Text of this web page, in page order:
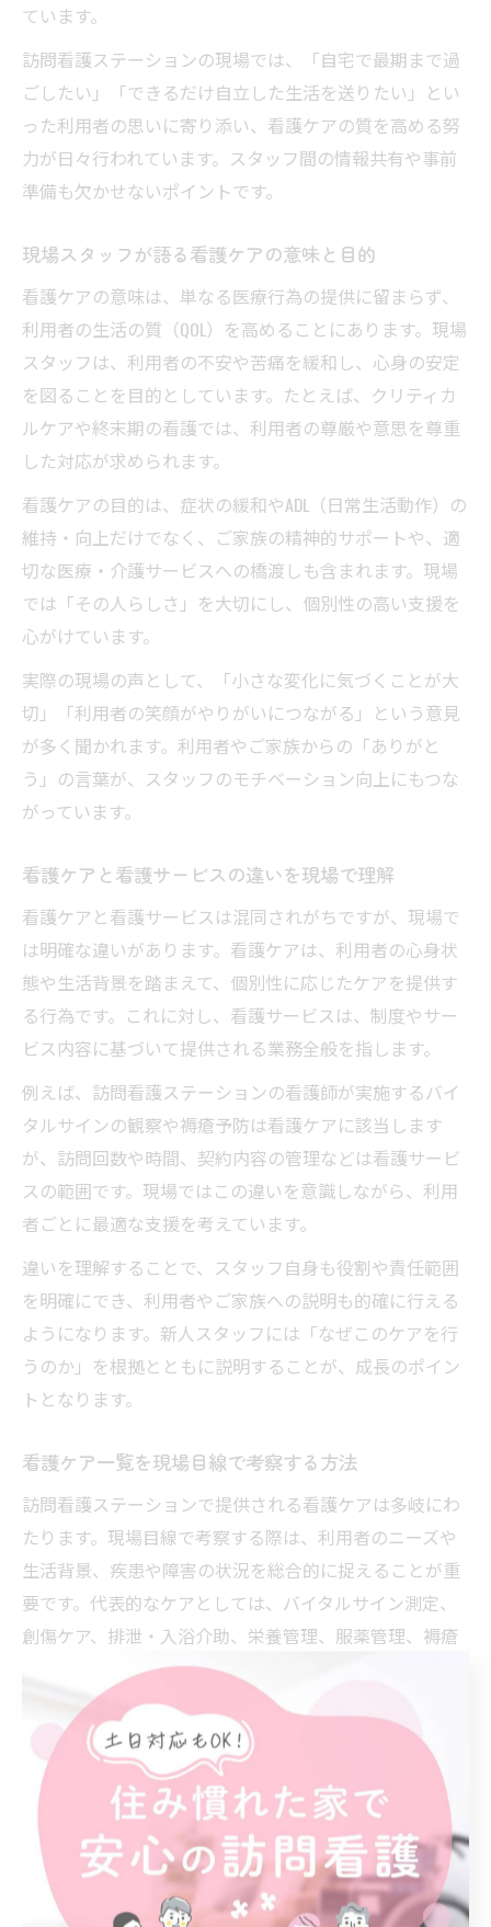
ています。
訪問看護ステーションの現場では、「自宅で最期まで過
ごしたい」「できるだけ自立した生活を送りたい」とい
った利用者の思いに寄り添い、看護ケアの質を高める努
力が日々行われています。スタッフ間の情報共有や事前
準備も欠かせないポイントです。
現場スタッフが語る看護ケアの意味と目的
看護ケアの意味は、単なる医療行為の提供に留まらず、
利用者の生活の質（QOL）を高めることにあります。現場
スタッフは、利用者の不安や苦痛を緩和し、心身の安定
を図ることを目的としています。たとえば、クリティカ
ルケアや終末期の看護では、利用者の尊厳や意思を尊重
した対応が求められます。
看護ケアの目的は、症状の緩和やADL（日常生活動作）の
維持・向上だけでなく、ご家族の精神的サポートや、適
切な医療・介護サービスへの橋渡しも含まれます。現場
では「その人らしさ」を大切にし、個別性の高い支援を
心がけています。
実際の現場の声として、「小さな変化に気づくことが大
切」「利用者の笑顔がやりがいにつながる」という意見
が多く聞かれます。利用者やご家族からの「ありがと
う」の言葉が、スタッフのモチベーション向上にもつな
がっています。
看護ケアと看護サービスの違いを現場で理解
看護ケアと看護サービスは混同されがちですが、現場で
は明確な違いがあります。看護ケアは、利用者の心身状
態や生活背景を踏まえて、個別性に応じたケアを提供す
る行為です。これに対し、看護サービスは、制度やサー
ビス内容に基づいて提供される業務全般を指します。
例えば、訪問看護ステーションの看護師が実施するバイ
タルサインの観察や褥瘡予防は看護ケアに該当します
が、訪問回数や時間、契約内容の管理などは看護サービ
スの範囲です。現場ではこの違いを意識しながら、利用
者ごとに最適な支援を考えています。
違いを理解することで、スタッフ自身も役割や責任範囲
を明確にでき、利用者やご家族への説明も的確に行える
ようになります。新人スタッフには「なぜこのケアを行
うのか」を根拠とともに説明することが、成長のポイン
トとなります。
看護ケア一覧を現場目線で考察する方法
訪問看護ステーションで提供される看護ケアは多岐にわ
たります。現場目線で考察する際は、利用者のニーズや
生活背景、疾患や障害の状況を総合的に捉えることが重
要です。代表的なケアとしては、バイタルサイン測定、
創傷ケア、排泄・入浴介助、栄養管理、服薬管理、褥瘡
ケア、終末期ケアなどが挙げられます。
現場での工夫として、利用者の状態変化に応じてケアの
内容や頻度を柔軟に調整することがポイントです。ま
た、家族への指導やアドバイス、他職種との連携による
包括的なケア体制の構築も欠かせません。褥瘡やエンド
オブライフケアなど、専門的なケアには根拠に基づいた
判断が求められます。
利用者やご家族からは「自宅でのケア方法が分かりやす